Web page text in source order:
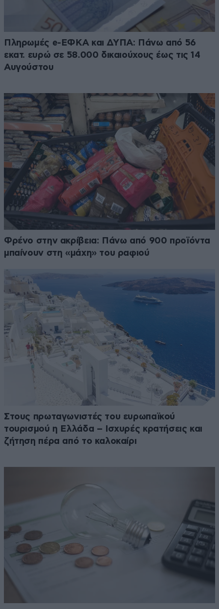
Πληρωμές e-ΕΦΚΑ και ΔΥΠΑ: Πάνω από 56
εκατ. ευρώ σε 58.000 δικαιούχους έως τις 14
Αυγούστου
Φρένο στην ακρίβεια: Πάνω από 900 προϊόντα
μπαίνουν στη «μάχη» του ραφιού
Στους πρωταγωνιστές του ευρωπαϊκού
τουρισμού η Ελλάδα – Ισχυρές κρατήσεις και
ζήτηση πέρα από το καλοκαίρι